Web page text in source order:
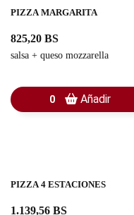
PIZZA MARGARITA
825,20 BS
salsa + queso mozzarella
0 Añadir
PIZZA 4 ESTACIONES
1.139,56 BS